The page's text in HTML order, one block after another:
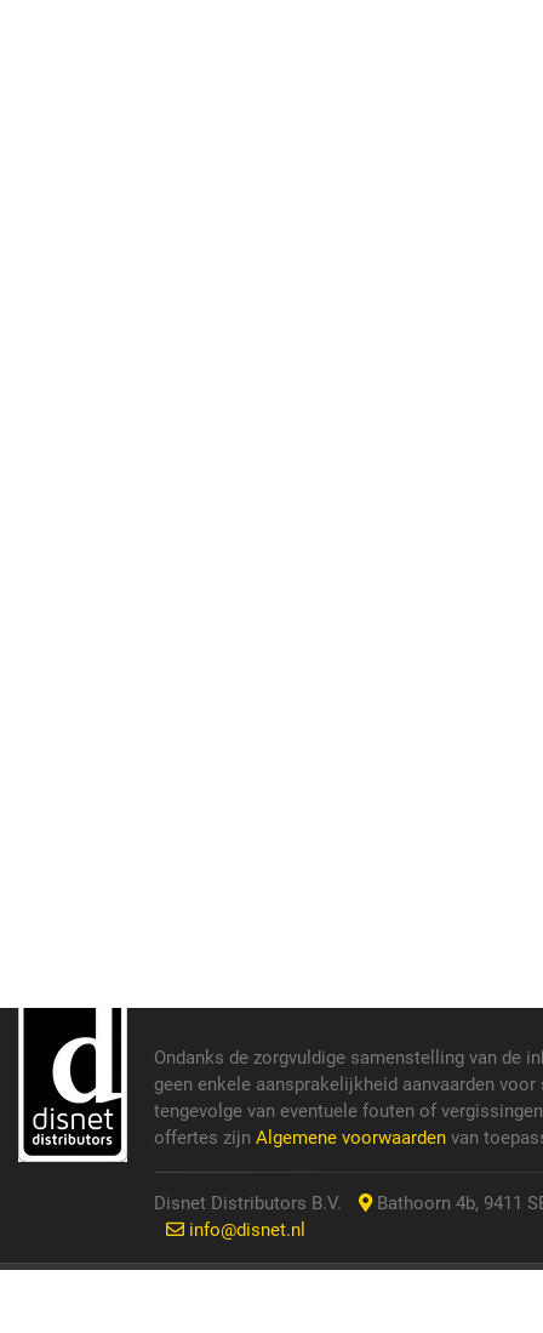
Ondanks de zorgvuldige samenstelling van de
geen enkele aansprakelijkheid aanvaarden
tengevolge van eventuele fouten of
offertes zijn Algemene voorwaarden van
Disnet Distributors B.V.
Bathoorn 4b, 9411
info@disnet.nl